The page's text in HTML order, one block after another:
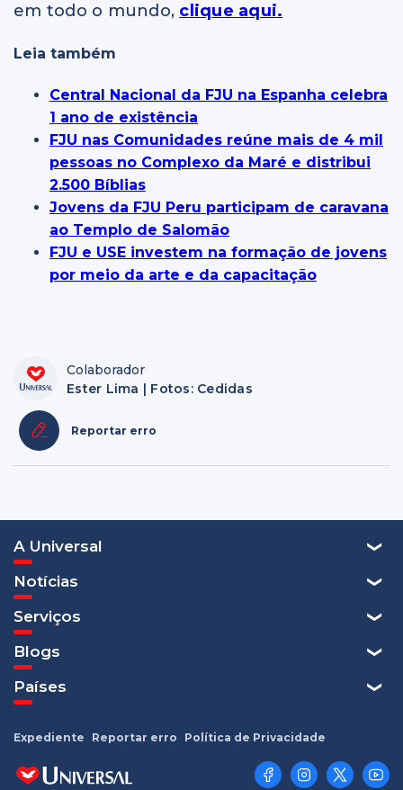
em todo o mundo, clique aqui.
Leia também
Central Nacional da FJU na Espanha celebra
1 ano de existência
FJU nas Comunidades reúne mais de 4 mil
pessoas no Complexo da Maré e distribui
2.500 Bíblias
Jovens da FJU Peru participam de caravana
ao Templo de Salomão
FJU e USE investem na formação de jovens
por meio da arte e da capacitação
Colaborador
Ester Lima | Fotos: Cedidas
Reportar erro
A Universal
Notícias
Serviços
Blogs
Países
Expediente Reportar erro Política de Privacidade